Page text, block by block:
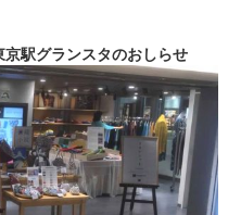
駅グランスタのおしらせ